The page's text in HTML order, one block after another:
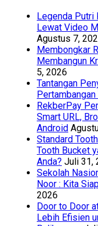
Legenda Putri
Lewat Video
Agustus 7,
Membongkar
Membangun
5, 2026
Tantangan
RekberPay
Smart URL,
Android
Standard
Tooth Bucket
Anda? Juli 31,
Sekolah
Noor : Kita
2026
Door to Door
Lebih Efisien